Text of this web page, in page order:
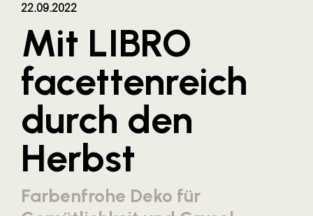
Meldungen
AKTUELLES
ACO
ALEX Krems
Amazon Web Services
22.09.2022
Mit LIBRO
facettenreich
durch den
Herbst
Farbenfrohe Deko für